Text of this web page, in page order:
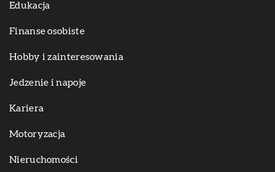
Edukacja
Finanse osobiste
Hobby i zainteresowania
Jedzenie i napoje
Kariera
Motoryzacja
Nieruchomości